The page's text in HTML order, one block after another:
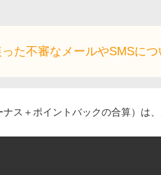
った不審なメールやSMSにつ
ス＋ポイントバックの合算）は